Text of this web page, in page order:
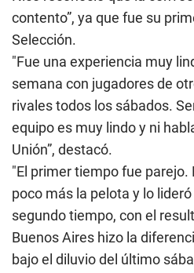
contento”, ya que fue su
Selección.
"Fue una experiencia muy
semana con jugadores de
rivales todos los sábados.
equipo es muy lindo y ni
Unión”, destacó.
"El primer tiempo fue parejo.
poco más la pelota y lo
segundo tiempo, con el
Buenos Aires hizo la
bajo el diluvio del último